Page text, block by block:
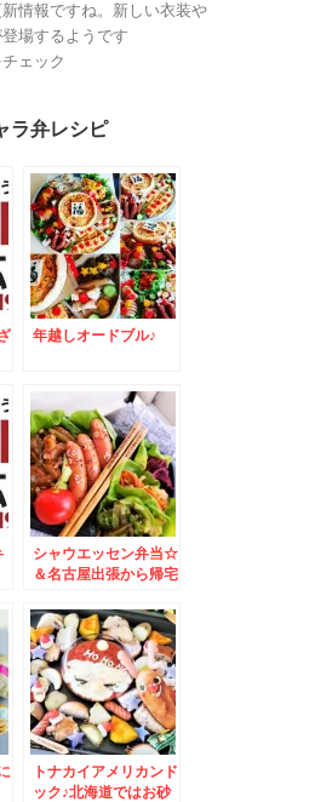
情報ですね。新しい衣装や
場するようです
ェック
ラ弁レシピ
年越しオードブル♪
シャウエッセン弁当☆
＆名古屋出張から帰宅
トナカイアメリカンド
ック♪北海道ではお砂